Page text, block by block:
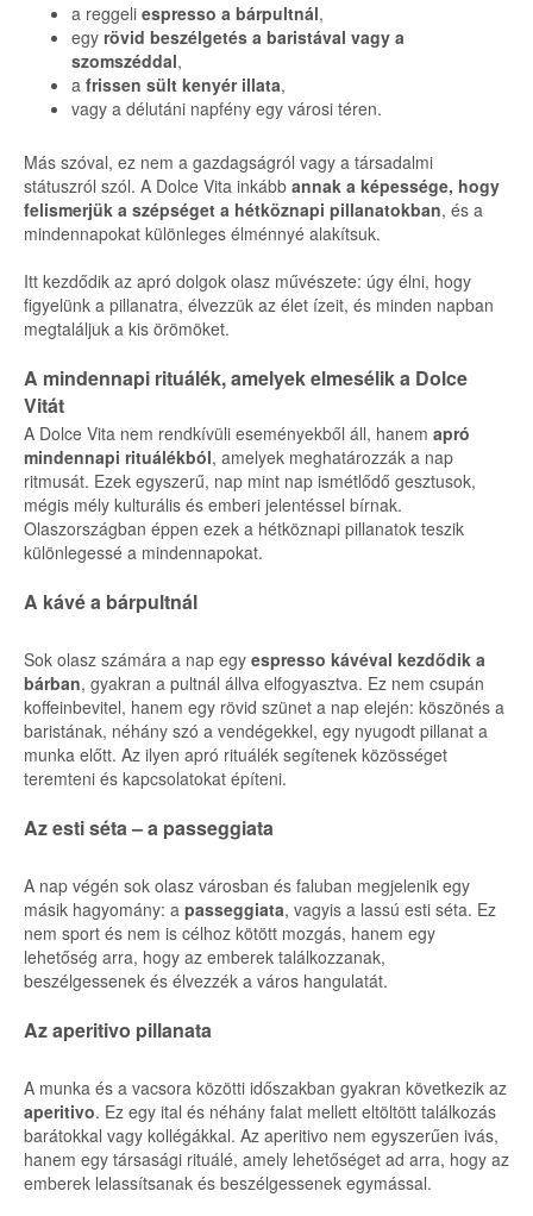
a reggeli espresso a bárpultnál,
egy rövid beszélgetés a baristával vagy a
szomszéddal,
a frissen sült kenyér illata,
vagy a délutáni napfény egy városi téren.
Más szóval, ez nem a gazdagságról vagy a társadalmi
státuszról szól. A Dolce Vita inkább annak a képessége, hogy
felismerjük a szépséget a hétköznapi pillanatokban, és a
mindennapokat különleges élménnyé alakítsuk.
Itt kezdődik az apró dolgok olasz művészete: úgy élni, hogy
figyelünk a pillanatra, élvezzük az élet ízeit, és minden napban
megtaláljuk a kis örömöket.
A mindennapi rituálék, amelyek elmesélik a Dolce
Vitát
A Dolce Vita nem rendkívüli eseményekből áll, hanem apró
mindennapi rituálékból, amelyek meghatározzák a nap
ritmusát. Ezek egyszerű, nap mint nap ismétlődő gesztusok,
mégis mély kulturális és emberi jelentéssel bírnak.
Olaszországban éppen ezek a hétköznapi pillanatok teszik
különlegessé a mindennapokat.
A kávé a bárpultnál
Sok olasz számára a nap egy espresso kávéval kezdődik a
bárban, gyakran a pultnál állva elfogyasztva. Ez nem csupán
koffeinbevitel, hanem egy rövid szünet a nap elején: köszönés a
baristának, néhány szó a vendégekkel, egy nyugodt pillanat a
munka előtt. Az ilyen apró rituálék segítenek közösséget
teremteni és kapcsolatokat építeni.
Az esti séta – a passeggiata
A nap végén sok olasz városban és faluban megjelenik egy
másik hagyomány: a passeggiata, vagyis a lassú esti séta. Ez
nem sport és nem is célhoz kötött mozgás, hanem egy
lehetőség arra, hogy az emberek találkozzanak,
beszélgessenek és élvezzék a város hangulatát.
Az aperitivo pillanata
A munka és a vacsora közötti időszakban gyakran következik az
aperitivo. Ez egy ital és néhány falat mellett eltöltött találkozás
barátokkal vagy kollégákkal. Az aperitivo nem egyszerűen ivás,
hanem egy társasági rituálé, amely lehetőséget ad arra, hogy az
emberek lelassítsanak és beszélgessenek egymással.